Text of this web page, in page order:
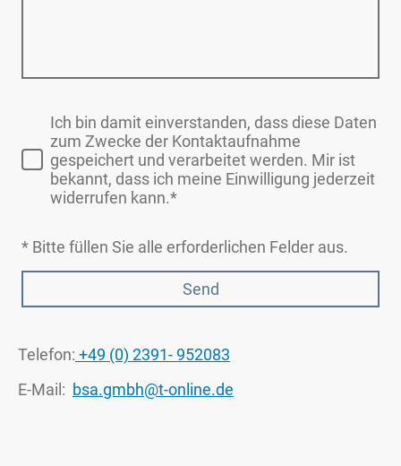
Ich bin damit einverstanden, dass diese Daten
zum Zwecke der Kontaktaufnahme
gespeichert und verarbeitet werden. Mir ist
bekannt, dass ich meine Einwilligung jederzeit
widerrufen kann.*
* Bitte füllen Sie alle erforderlichen Felder aus.
Send
Telefon: +49 (0) 2391- 952083
E-Mail: bsa.gmbh@t-online.de